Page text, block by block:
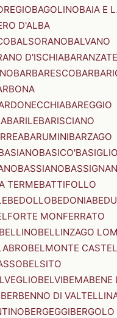
BAGOLINOBAIA E
D'ALBA
BALSORANOBALVANO
D'ISCHIABARANZATE
BARBARESCO
BAREGGIO
BARILEBARISCIANO
BARUMINIBARZAGO
BASICO'BASIGLIO
BASSIANO
TERMEBATTIFOLLO
BEDOLLOBEDONIA
MONFERRATO
BELLINOBELLINZAGO
BELMONTE
BELSITO
BELVIBEMABENE
BERBENNO DI
BERGEGGIBERGOLO